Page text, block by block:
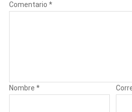
Comentario *
Nombre *